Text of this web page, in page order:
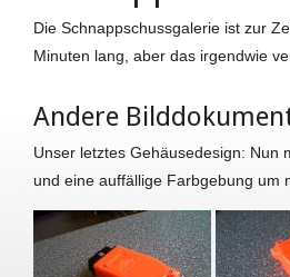
Die Schnappschussgalerie ist zur
Minuten lang, aber das irgendwie
Andere
Unser letztes Gehäusedesign: Nun
und eine auffällige Farbgebung um